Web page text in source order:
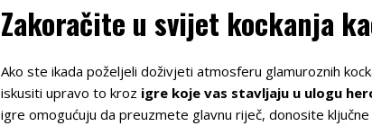
Zakoračite u svijet kockanja
Ako ste ikada poželjeli doživjeti atmosferu glamuroznih
iskusiti upravo to kroz igre koje vas stavljaju u ulogu
igre omogućuju da preuzmete glavnu riječ, donosite